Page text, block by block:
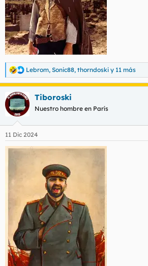
R
e
a
c
c
i
e
s
Lebrom, Sonic88, thorndoski y 11 más
Tiboroski
Nuestro hombre en París
11 Dic 2024